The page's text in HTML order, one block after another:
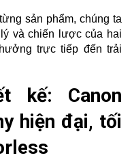
sản phẩm, chúng ta
và chiến lược của hai
trực tiếp đến trải
kế: Canon
hiện đại, tối